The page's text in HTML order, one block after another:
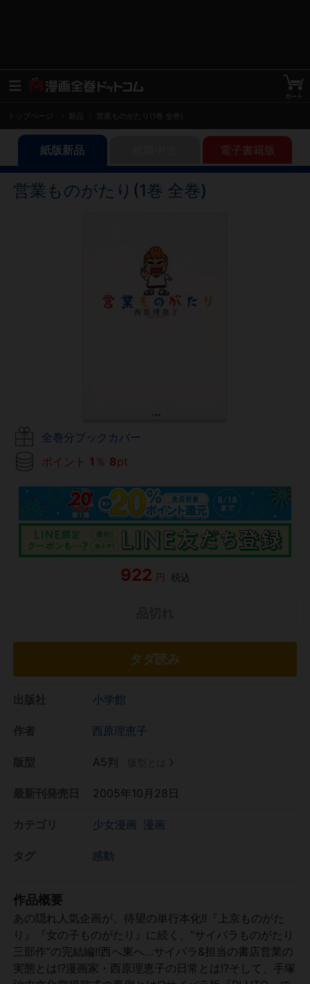
トップページ 営業ものがたり(1巻 全巻)
紙版新品 電子書籍版
営業ものがたり(1巻 全巻)
全巻分ブックカバー
ポイント 1 ％ 8pt
922 円 税込
タダ読み
小学館
西原理恵子
A5判
2005年10月28日
少女漫画 漫画
感動
作品概要
あの隠れ人気企画が、待望の単行本化!!『上京ものがた
り』『女の子ものがたり』に続く、“サイバラものがたり
三部作”の完結編!!西へ東へ…サイバラ&担当の書店営業の
実態とは!?漫画家・西原理恵子の日常とは!?そして、手塚